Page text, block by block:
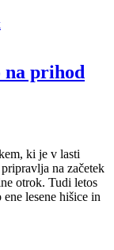
na prihod
ki je v lasti
na začetek
otrok. Tudi letos
lesene hišice in